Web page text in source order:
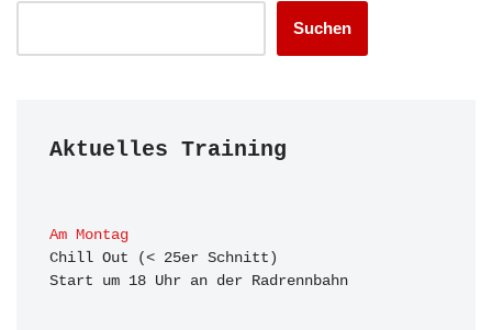
Suchen
Aktuelles Training
Am Montag
Chill Out (< 25er Schnitt)
Start um 18 Uhr an der Radrennbahn